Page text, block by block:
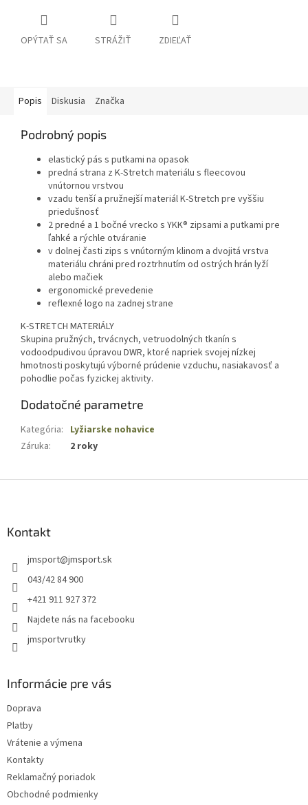
OPÝTAŤ SA STRÁŽIŤ ZDIEĽAŤ
Popis Diskusia Značka
Podrobný popis
elastický pás s putkami na opasok
predná strana z K-Stretch materiálu s fleecovou
vnútornou vrstvou
vzadu tenší a pružnejší materiál K-Stretch pre vyššiu
priedušnosť
2 predné a 1 bočné vrecko s YKK® zipsami a putkami pre
ľahké a rýchle otváranie
v dolnej časti zips s vnútorným klinom a dvojitá vrstva
materiálu chráni pred roztrhnutím od ostrých hrán lyží
alebo mačiek
ergonomické prevedenie
reflexné logo na zadnej strane
K-STRETCH MATERIÁLY
Skupina pružných, trvácnych, vetruodolných tkanín s
vodoodpudivou úpravou DWR, ktoré napriek svojej nízkej
hmotnosti poskytujú výborné prúdenie vzduchu, nasiakavosť a
pohodlie počas fyzickej aktivity.
Dodatočné parametre
Kategória: Lyžiarske nohavice
Záruka: 2 roky
Kontakt
jmsport@jmsport.sk
043/42 84 900
+421 911 927 372
Najdete nás na facebooku
jmsportvrutky
Informácie pre vás
Doprava
Platby
Vrátenie a výmena
Kontakty
Reklamačný poriadok
Obchodné podmienky